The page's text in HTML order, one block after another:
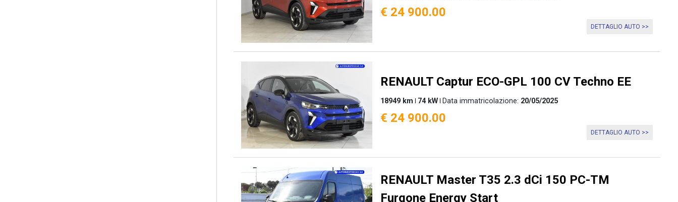
€ 24 900.00
DETTAGLIO AUTO >>
RENAULT Captur ECO-GPL 100 CV Techno EE
18949 km 74 kW Data immatricolazione: 20/05/2025
€ 24 900.00
DETTAGLIO AUTO >>
RENAULT Master T35 2.3 dCi 150 PC-TM
Furgone Energy Start